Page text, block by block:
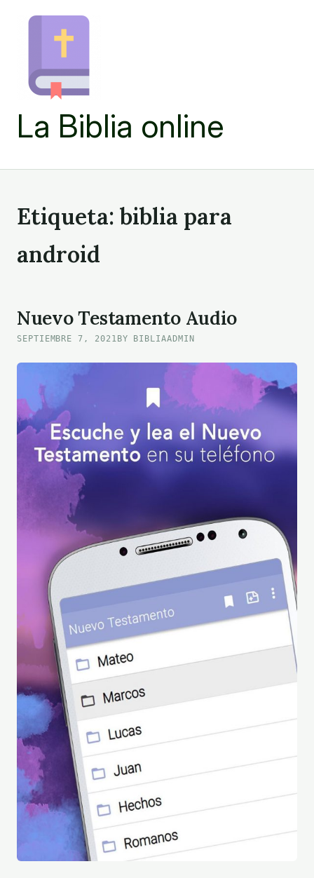
La Biblia online
Etiqueta: biblia para
android
Nuevo Testamento Audio
SEPTIEMBRE 7, 2021 BY BIBLIAADMIN